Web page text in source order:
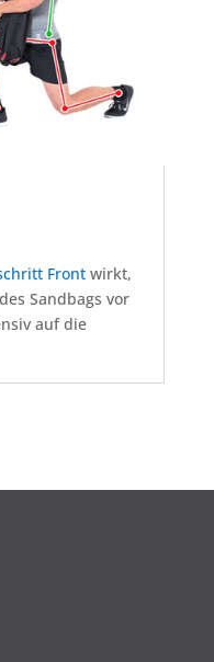
Frontwirkt,
Sandbags vor
auf die